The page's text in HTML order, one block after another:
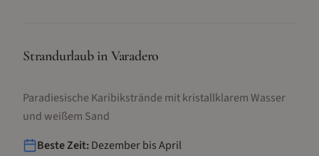
Strandurlaub in Varadero
Paradiesische Karibikstrände mit kristallklarem Wasser
und weißem Sand
Beste Zeit:Dezember bis April